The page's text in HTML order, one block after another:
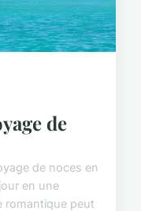
de
de noces en
en une
romantique peut